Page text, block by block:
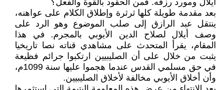
أيلال ومورد رزقه. فمن الحقود بالقوة والفعل؟
بعد مقدمة طويلة كلها ثرثرة وإطلاق الكلام على عواهنه،
ينتقل عبد الرازق إلى صلب الموضوع وهو الرد على
وصف أيلال لصلاح الدين الأيوبي بالمجرم. في هذا
المقام، يقرأ المتحدث على مشاهدي قناته نصا تاريخيا
يثبت من خلال على أن الصليبيين ارتكبوا جرائم فظيعة
في حق مسلمي القدس عندما هجموا عليها سنة 1099م،
وأن أخلاق الأيوبي مخالفة لأخلاق الصليبيين.